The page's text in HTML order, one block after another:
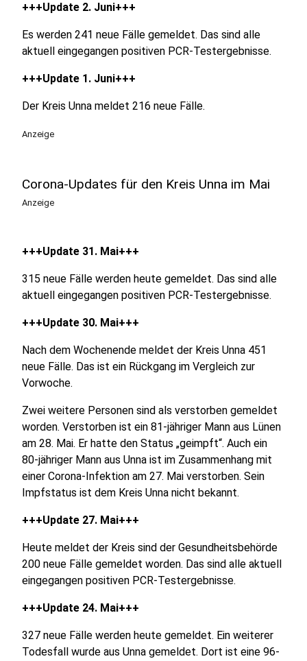
+++Update 2. Juni+++
Es werden 241 neue Fälle gemeldet. Das sind alle
aktuell eingegangen positiven PCR-Testergebnisse.
+++Update 1. Juni+++
Der Kreis Unna meldet 216 neue Fälle.
Anzeige
Corona-Updates für den Kreis Unna im Mai
Anzeige
+++Update 31. Mai+++
315 neue Fälle werden heute gemeldet. Das sind alle
aktuell eingegangen positiven PCR-Testergebnisse.
+++Update 30. Mai+++
Nach dem Wochenende meldet der Kreis Unna 451
neue Fälle. Das ist ein Rückgang im Vergleich zur
Vorwoche.
Zwei weitere Personen sind als verstorben gemeldet
worden. Verstorben ist ein 81-jähriger Mann aus Lünen
am 28. Mai. Er hatte den Status „geimpft“. Auch ein
80-jähriger Mann aus Unna ist im Zusammenhang mit
einer Corona-Infektion am 27. Mai verstorben. Sein
Impfstatus ist dem Kreis Unna nicht bekannt.
+++Update 27. Mai+++
Heute meldet der Kreis sind der Gesundheitsbehörde
200 neue Fälle gemeldet worden. Das sind alle aktuell
eingegangen positiven PCR-Testergebnisse.
+++Update 24. Mai+++
327 neue Fälle werden heute gemeldet. Ein weiterer
Todesfall wurde aus Unna gemeldet. Dort ist eine 96-